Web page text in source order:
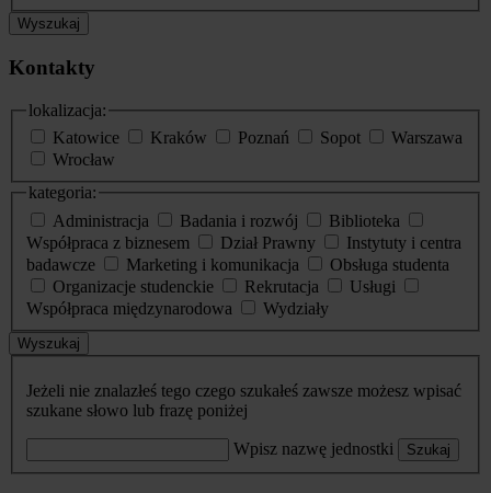
Wyszukaj
Kontakty
lokalizacja:
Katowice
Kraków Poznań Sopot
Warszawa
Wrocław
kategoria:
Administracja
Badania i rozwój
Biblioteka
Współpraca z biznesem
Dział Prawny
Instytuty i centra
badawcze
Marketing i komunikacja
Obsługa studenta
Organizacje studenckie
Rekrutacja
Usługi
Współpraca międzynarodowa
Wydziały
Wyszukaj
Jeżeli nie znalazłeś tego czego szukałeś zawsze możesz wpisać
szukane słowo lub frazę poniżej
Wpisz nazwę jednostki Szukaj